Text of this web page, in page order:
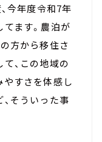
今年度令和7年
ます。農泊が
方から移住さ
、この地域の
やすさを体感し
そういった事